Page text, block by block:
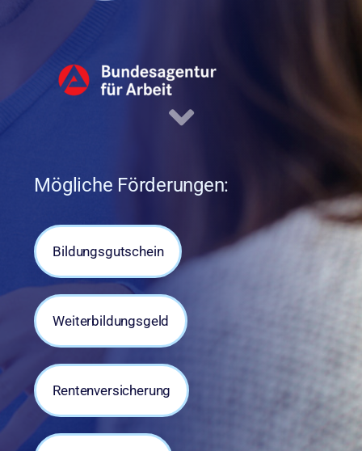
Mögliche Förderungen:
Bildungsgutschein
Weiterbildungsgeld
Rentenversicherung